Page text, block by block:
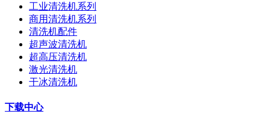
工业清洗机系列
商用清洗机系列
清洗机配件
超声波清洗机
超高压清洗机
激光清洗机
干冰清洗机
下载中心